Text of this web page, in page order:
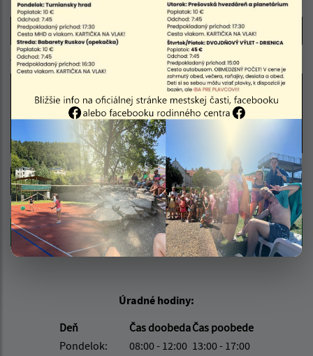
E-mailová adresa (povinné)
Text vašej správy (povinné)
Oboznámil som sa sospracúvaním osobných
údajov
Google reCaptcha ResponseOdoslať správu
Úradné hodiny:
Deň
Čas doobedaČas poobede
Pondelok:
08:00 - 12:00 13:00 - 17:00